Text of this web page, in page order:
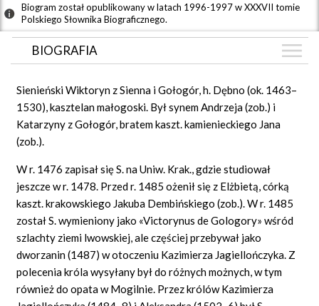
Biogram został opublikowany w latach 1996-1997 w XXXVII tomie
Polskiego Słownika Biograficznego.
BIOGRAFIA
GRAF POWIĄZAŃ
DYSKUSJA
Mapa
Sienieński Wiktoryn z Sienna i Gołogór, h. Dębno (ok. 1463–
1530), kasztelan małogoski. Był synem Andrzeja (zob.) i
Katarzyny z Gołogór, bratem kaszt. kamienieckiego Jana
(zob.).
W r. 1476 zapisał się S. na Uniw. Krak., gdzie studiował
jeszcze w r. 1478. Przed r. 1485 ożenił się z Elżbietą, córką
kaszt. krakowskiego Jakuba Dembińskiego (zob.). W r. 1485
został S. wymieniony jako «Victorynus de Gologory» wśród
szlachty ziemi lwowskiej, ale częściej przebywał jako
dworzanin (1487) w otoczeniu Kazimierza Jagiellończyka. Z
polecenia króla wysyłany był do różnych możnych, w tym
również do opata w Mogilnie. Przez królów Kazimierza